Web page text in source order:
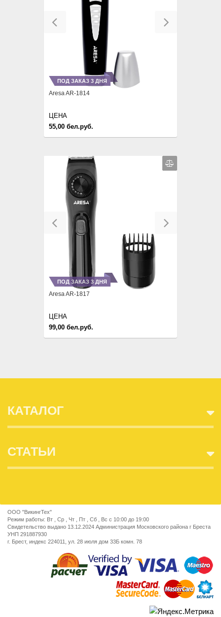
Previous
ПОД ЗАКАЗ 3 ДНЯ
Aresa AR-1814
55,00 бел.руб.
ЦЕНА
Previous
ПОД ЗАКАЗ 3 ДНЯ
Aresa AR-1817
99,00 бел.руб.
ЦЕНА
КАТАЛОГ
СТАТЬИ
ООО "ВикингТех"
Режим работы: Вт , Ср , Чт , Пт , Сб , Вс c 10:00 до 19:00
Свидетельство выдано 13.12.2024 Администрация Московского района г Бреста
УНП 291887930
г. Брест, индекс 224011, ул. 28 июля дом 33Б комн. 78